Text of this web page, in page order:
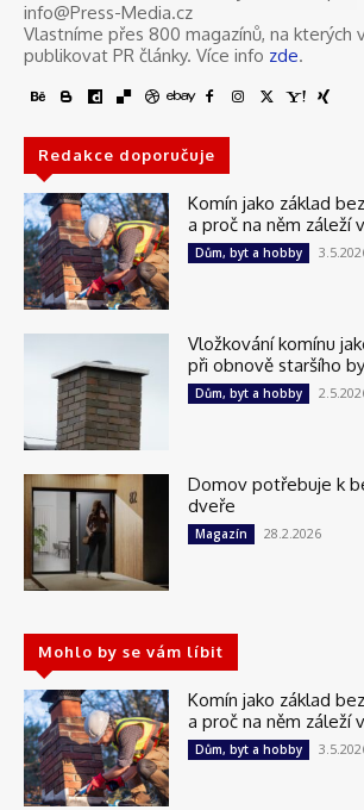
info@Press-Media.cz
Vlastníme přes 800 magazínů, na kterých
publikovat PR články. Více info zde.
Redakce doporučuje
Komín jako základ
a proč na něm záleží
Dům, byt a hobby
Vložkování komínu
při obnově staršího
Dům, byt a hobby
Domov potřebuje k
dveře
Magazín 28.2.2026
Mohlo by se vám líbit
Komín jako základ
a proč na něm záleží
Dům, byt a hobby